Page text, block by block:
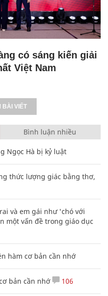
có sáng kiến giải
Việt Nam
BÀI VIẾT
Bình luận nhiều
Ngọc Hà bị kỷ luật
thức lượng giác bằng thơ,
và em gái như 'chó với
một vấn đề trong giáo dục
hàm cơ bản cần nhớ
bản cần nhớ 106